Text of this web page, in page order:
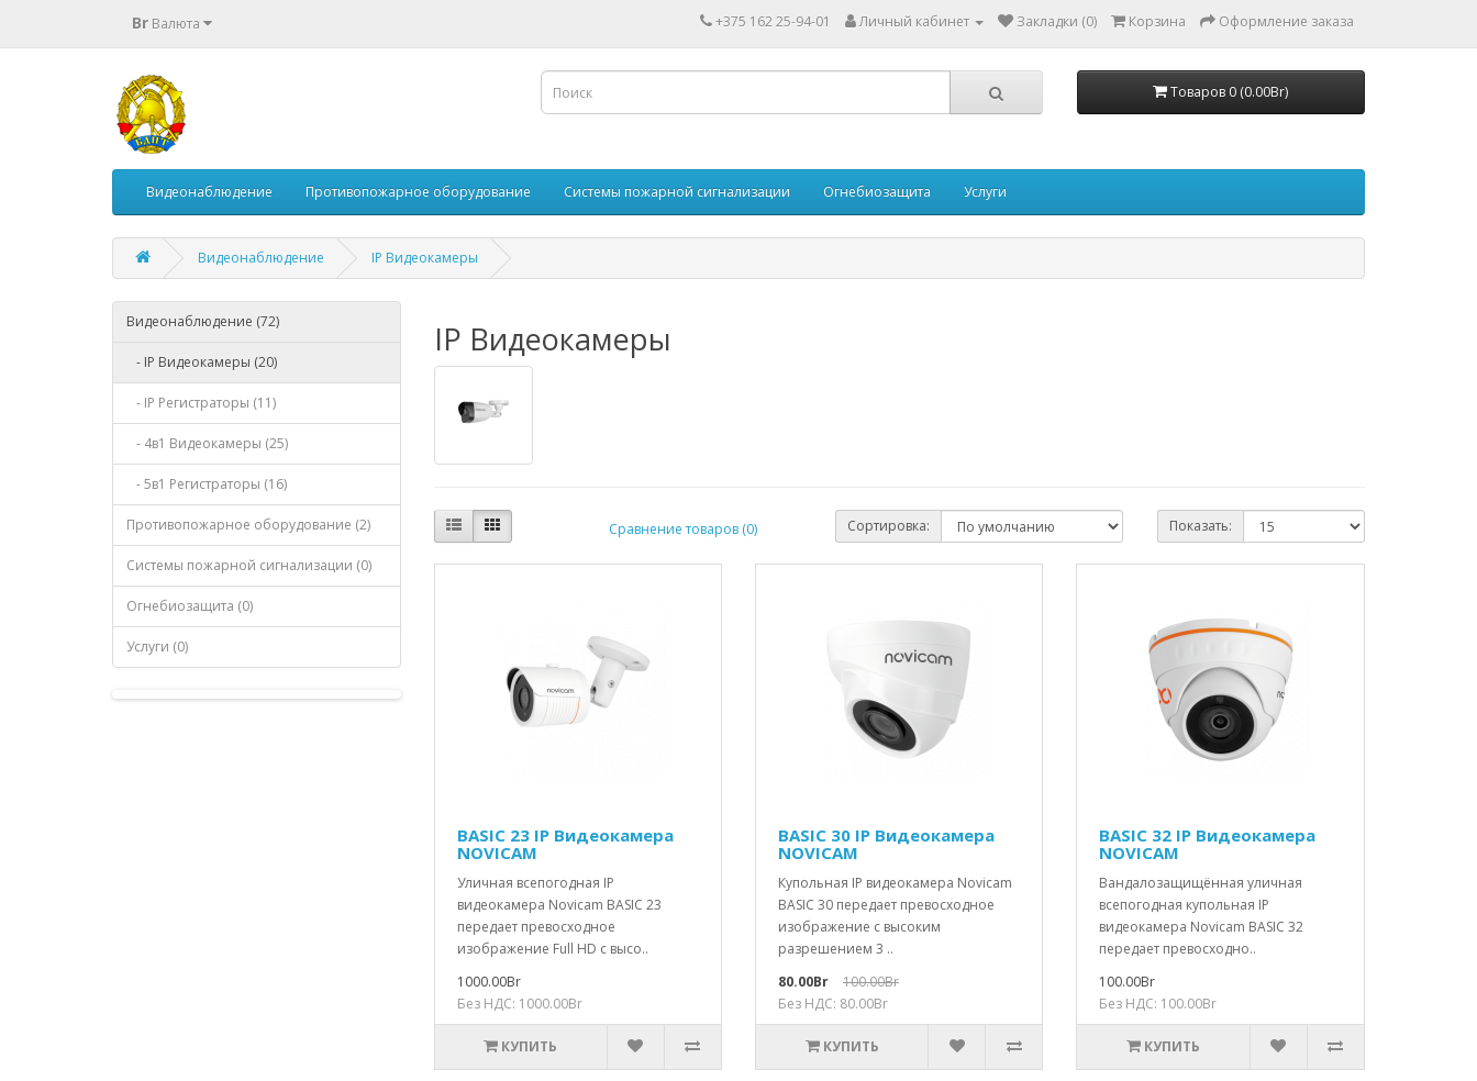
Br Валюта +375 162 25-94-01 Личный кабинет Закладки (0) Корзина Оформление заказа
Товаров 0 (0.00Br)
Видеонаблюдение Противопожарное оборудование Системы пожарной сигнализации Огнебиозащита Услуги
Видеонаблюдение IP Видеокамеры
Видеонаблюдение (72)
- IP Видеокамеры (20)
- IP Регистраторы (11)
- 4в1 Видеокамеры (25)
- 5в1 Регистраторы (16)
Противопожарное оборудование (2)
Системы пожарной сигнализации (0)
Огнебиозащита (0)
Услуги (0)
IP Видеокамеры
Сравнение товаров (0) Сортировка: Показать:
BASIC 23 IP Видеокамера
NOVICAM
Уличная всепогодная IP
видеокамера Novicam BASIC 23
передает превосходное
изображение Full HD с высо..
1000.00Br
Без НДС: 1000.00Br
КУПИТЬ
BASIC 30 IP Видеокамера
NOVICAM
Купольная IP видеокамера Novicam
BASIC 30 передает превосходное
изображение с высоким
разрешением 3 ..
80.00Br
100.00Br
Без НДС: 80.00Br
КУПИТЬ
BASIC 32 IP Видеокамера
NOVICAM
Вандалозащищённая уличная
всепогодная купольная IP
видеокамера Novicam BASIC 32
передает превосходно..
100.00Br
Без НДС: 100.00Br
КУПИТЬ